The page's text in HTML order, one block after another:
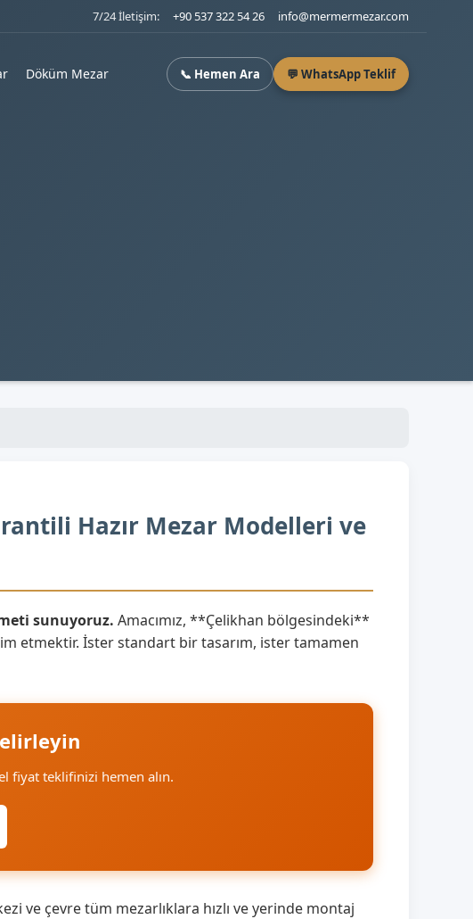
7/24 İletişim: +90 537 322 54 26 info@mermermezar.com
Döküm Mezar 📞 Hemen Ara 💬 WhatsApp Teklif
Hazır Mezar Modelleri ve
sunuyoruz. Amacımız, **Çelikhan bölgesindeki**
etmektir. İster standart bir tasarım, ister tamamen
fiyat teklifinizi hemen alın.
ve çevre tüm mezarlıklara hızlı ve yerinde montaj